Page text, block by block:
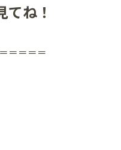
ね！
＝＝＝＝